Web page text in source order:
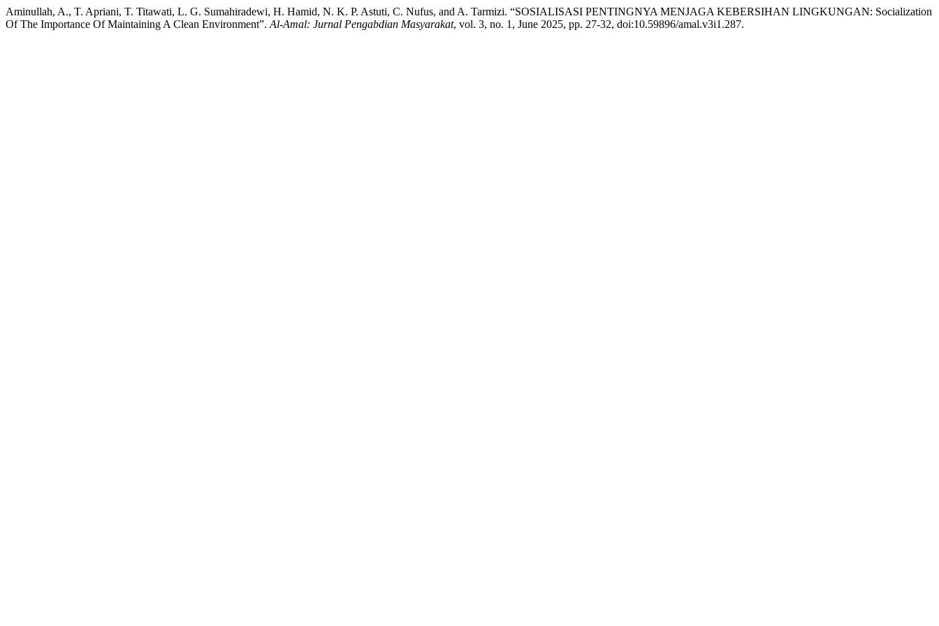
Aminullah, A., T. Apriani, T. Titawati, L. G. Sumahiradewi, H. Hamid, N. K. P. Astuti, C. Nufus, and A. Tarmizi. “SOSIALISASI PENTINGNYA MENJAGA KEBERSIHAN LINGKUNGAN: Socialization
Of The Importance Of Maintaining A Clean Environment”. Al-Amal: Jurnal Pengabdian Masyarakat, vol. 3, no. 1, June 2025, pp. 27-32, doi:10.59896/amal.v3i1.287.